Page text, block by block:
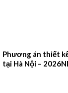
Phương án thiết
tại Hà Nội –